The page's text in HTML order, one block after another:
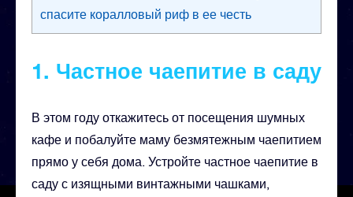
спасите коралловый риф в ее честь
1. Частное чаепитие в саду
В этом году откажитесь от посещения шумных
кафе и побалуйте маму безмятежным чаепитием
прямо у себя дома. Устройте частное чаепитие в
саду с изящными винтажными чашками,